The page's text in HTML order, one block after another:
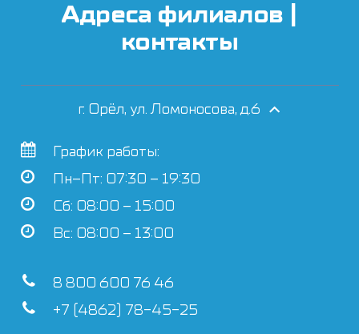
Адреса филиалов |
контакты
г. Орёл, ул. Ломоносова, д.6
График работы:
Пн–Пт: 07:30 – 19:30
Сб: 08:00 – 15:00
Вс: 08:00 – 13:00
8 800 600 76 46
+7 (4862) 78-45-25